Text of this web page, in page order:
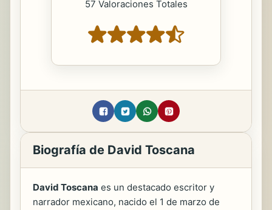
57 Valoraciones Totales
Biografía de David Toscana
David Toscana es un destacado escritor y
narrador mexicano, nacido el 1 de marzo de